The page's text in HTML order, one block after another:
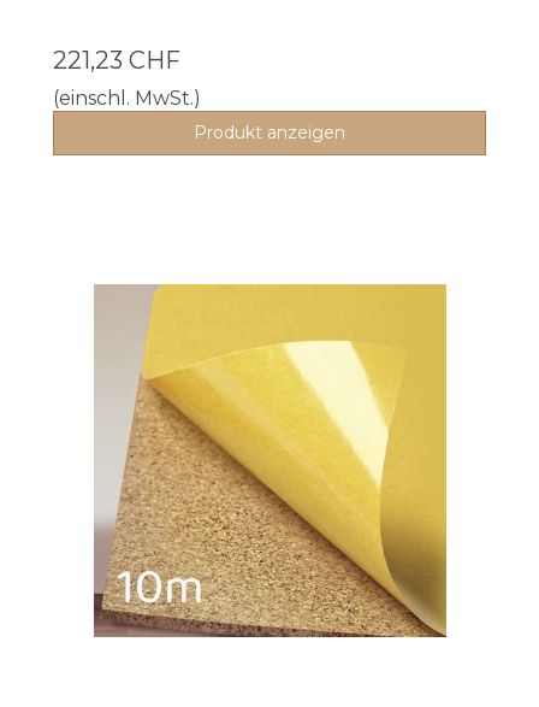
221,23 CHF
(einschl. MwSt.)
Produkt anzeigen